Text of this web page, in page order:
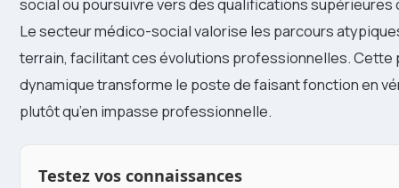
Le secteur médico-social valorise les parcours
terrain, facilitant ces évolutions professionnelles.
dynamique transforme le poste de faisant fonction en
plutôt qu’en impasse professionnelle.
Testez vos connaissances